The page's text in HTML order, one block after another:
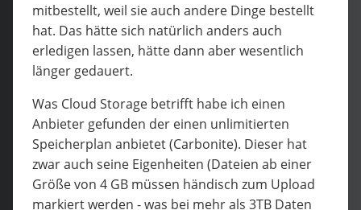
mitbestellt, weil sie auch andere Dinge bestellt
hat. Das hätte sich natürlich anders auch
erledigen lassen, hätte dann aber wesentlich
länger gedauert.
Was Cloud Storage betrifft habe ich einen
Anbieter gefunden der einen unlimitierten
Speicherplan anbietet (Carbonite). Dieser hat
zwar auch seine Eigenheiten (Dateien ab einer
Größe von 4 GB müssen händisch zum Upload
markiert werden - was bei mehr als 3TB Daten